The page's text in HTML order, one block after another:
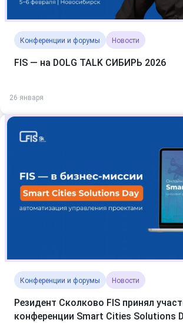
Конференции и форумы Новости
FIS — на DOLG TALK СИБИРЬ 2026
26 января
Конференции и форумы Новости
Резидент Сколково FIS принял
конференции Smart Cities Solutions